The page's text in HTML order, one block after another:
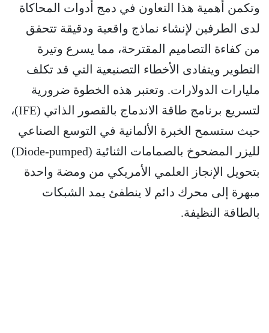
وتكمن أهمية هذا التعاون في دمج أدوات المحاكاة
لدى الطرفين لإنشاء نماذج واقعية ودقيقة تتحقق
من كفاءة التصاميم المقترحة، مما يسرع وتيرة
التطوير ويتفادى الأخطاء التصنيعية التي قد تكلف
مليارات الدولارات. وتعتبر هذه الخطوة ضرورية
لتسريع برنامج طاقة الاندماج بالقصور الذاتي (IFE)،
حيث ستسمح الخبرة الألمانية في التوسع الصناعي
لليزر المضحوخ بالصمامات الثنائية (Diode-pumped)
بتحويل الإنجاز العلمي الأمريكي من ومضة واحدة
مبهرة إلى محرك دائم لا ينطفئ يمد الشبكات
بالطاقة النظيفة.